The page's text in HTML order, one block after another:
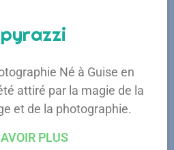
Né à Guise en
attiré par la magie de la
et de la photographie.
PLUS